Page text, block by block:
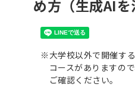
め方（生成AIを
※大学校以外で開催す
コースがありますの
ご確認ください。